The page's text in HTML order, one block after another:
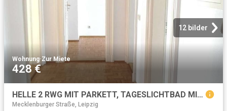
12 bilder
Wohnung·Zur Miete
428 €
HELLE 2 RWG MIT PARKETT, TAGESLICHTBAD MIT WANNE UND BALKON IM DG*WE 10* – I.V.K. GmbH – Immobilien Leipzig
Mecklenburger Straße, Leipzig